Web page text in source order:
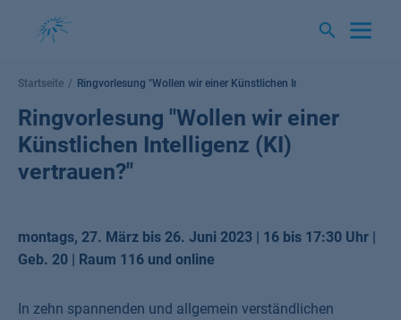
Startseite Ringvorlesung "Wollen wir einer Künstlichen Intelligenz (KI)
Ringvorlesung "Wollen wir einer
Künstlichen Intelligenz (KI)
vertrauen?"
montags, 27. März bis 26. Juni 2023 | 16 bis 17:30 Uhr |
Geb. 20 | Raum 116 und online
In zehn spannenden und allgemein verständlichen